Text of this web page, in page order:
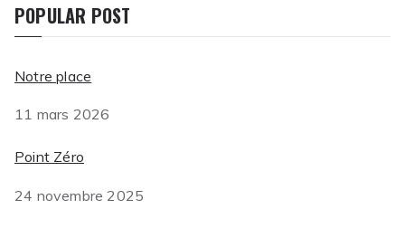
POPULAR POST
Notre place
11 mars 2026
Point Zéro
24 novembre 2025